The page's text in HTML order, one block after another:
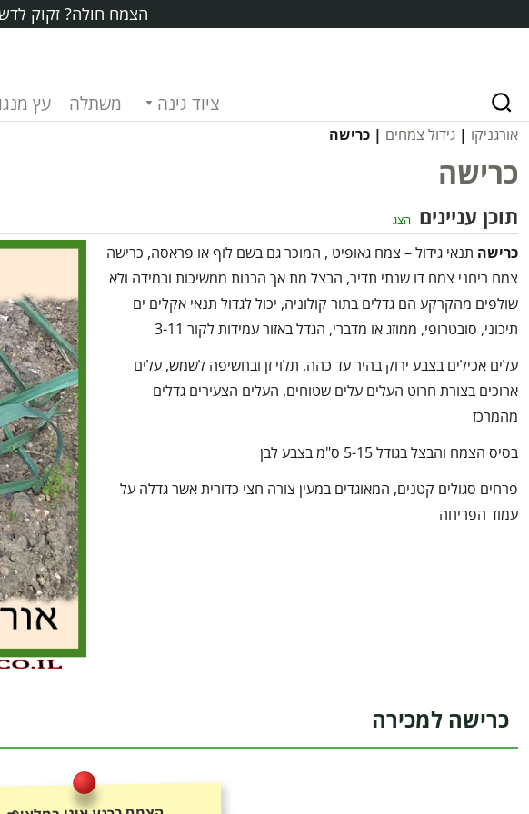
הצמח חולה? זקוק
ציוד גינה משתלה עץ מנגו
אורגניקו | גידול צמחים | כרישה
כרישה
תוכן עניינים הצג
כרישה תנאי גידול – צמח גאופיט , המוכר גם בשם לוף או פראסה, כרישה
צמח ריחני צמח דו שנתי תדיר, הבצל מת אך הבנות ממשיכות ובמידה ולא
שולפים מהקרקע הם גדלים בתור קולוניה, יכול לגדול תנאי אקלים ים
תיכוני, סובטרופי, ממוזג או מדברי, הגדל באזור עמידות לקור 3-11
עלים אכילים בצבע ירוק בהיר עד כהה, תלוי זן ובחשיפה לשמש, עלים
ארוכים בצורת חרוט העלים עלים שטוחים, העלים הצעירים גדלים
מהמרכז
בסיס הצמח והבצל בגודל 5-15 ס"מ בצבע לבן
פרחים סגולים קטנים, המאוגדים במעין צורה חצי כדורית אשר גדלה על
עמוד הפריחה
כרישה למכירה